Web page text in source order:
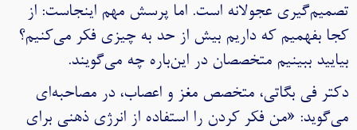
تصمیم‌گیری عجولانه است. اما پرسش مهم اینجاست: از
کجا بفهمیم که داریم بیش‌ از حد به چیزی فکر می‌کنیم؟
بیایید ببینیم متخصصان در این‌باره چه می‌گویند.
دکتر فی بگاتی، متخصص مغز و اعصاب، در مصاحبه‌ای
می‌گوید: «من فکر کردن را استفاده از انرژی ذهنی برای